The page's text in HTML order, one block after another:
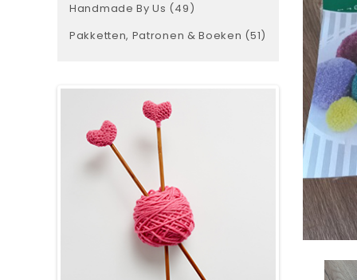
Handmade By Us (49)
Pakketten, Patronen & Boeken (51)